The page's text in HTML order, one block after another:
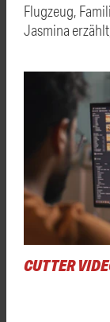
Flugzeug,
Jasmina
CUTTER